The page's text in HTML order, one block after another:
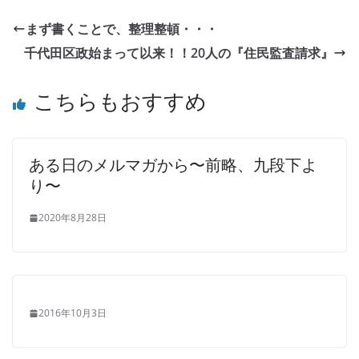
まず書くことで、整理整頓・・・
千代田区政始まって以来！！20人の『住民監査請求』
こちらもおすすめ
ある日のメルマガから〜前略、九段下よ
り〜
2020年8月28日
2016年10月3日